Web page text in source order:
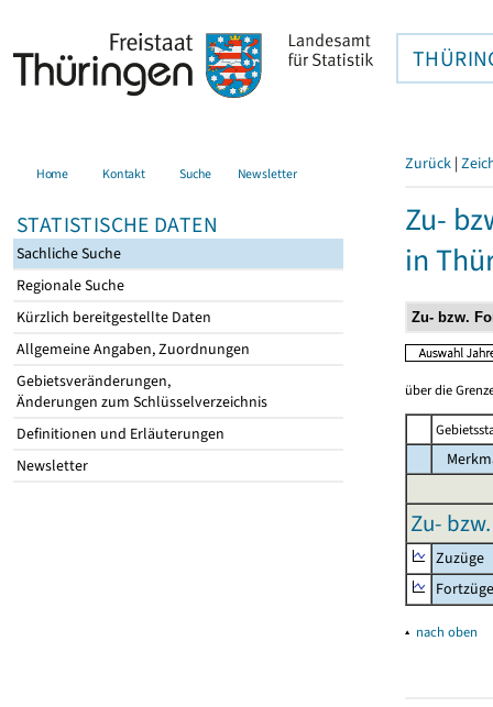
Home Kontakt Suche Newsletter
STATISTISCHE DATEN
Sachliche Suche
Regionale Suche
Kürzlich bereitgestellte Daten
Allgemeine Angaben, Zuordnungen
Gebietsveränderungen,
Änderungen zum Schlüsselverzeichnis
Definitionen und Erläuterungen
Newsletter
Zurück |
Zu-
in
über die
Zu-
Zuzüge
Fortzüge
▴ nach oben